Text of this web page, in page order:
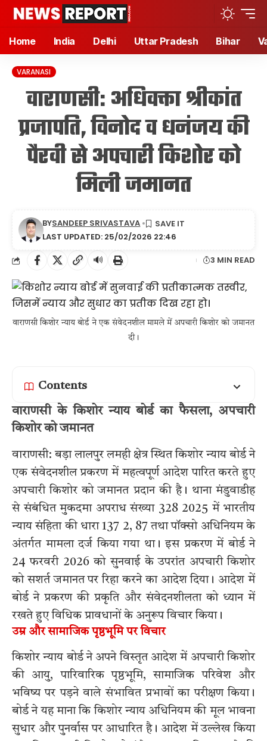
Home India Delhi Uttar Pradesh Bihar
VARANASI
वाराणसी: अधिवक्ता श्रीकांत
प्रजापति, विनोद व धनंजय की
पैरवी से अपचारी किशोर को
मिली जमानत
LAST UPDATED: 25/02/2026 22:46
BYSANDEEP SRIVASTAVA
🔊 3 MIN READ
वाराणसी किशोर न्याय बोर्ड ने एक संवेदनशील मामले में अपचारी किशोर को जमानत
दी।
Contents
वाराणसी के किशोर न्याय बोर्ड का फैसला, अपचारी
किशोर को जमानत
वाराणसी: बड़ा लालपुर लमही क्षेत्र स्थित किशोर न्याय बोर्ड ने
एक संवेदनशील प्रकरण में महत्वपूर्ण आदेश पारित करते हुए
अपचारी किशोर को जमानत प्रदान की है। थाना मंडुवाडीह
से संबंधित मुकदमा अपराध संख्या 328 2025 में भारतीय
न्याय संहिता की धारा 137 2, 87 तथा पॉक्सो अधिनियम के
अंतर्गत मामला दर्ज किया गया था। इस प्रकरण में बोर्ड ने
24 फरवरी 2026 को सुनवाई के उपरांत अपचारी किशोर
को सशर्त जमानत पर रिहा करने का आदेश दिया। आदेश में
बोर्ड ने प्रकरण की प्रकृति और संवेदनशीलता को ध्यान में
रखते हुए विधिक प्रावधानों के अनुरूप विचार किया।
उम्र और सामाजिक पृष्ठभूमि पर विचार
किशोर न्याय बोर्ड ने अपने विस्तृत आदेश में अपचारी किशोर
की आयु, पारिवारिक पृष्ठभूमि, सामाजिक परिवेश और
भविष्य पर पड़ने वाले संभावित प्रभावों का परीक्षण किया।
बोर्ड ने यह माना कि किशोर न्याय अधिनियम की मूल भावना
सुधार और पुनर्वास पर आधारित है। आदेश में उल्लेख किया